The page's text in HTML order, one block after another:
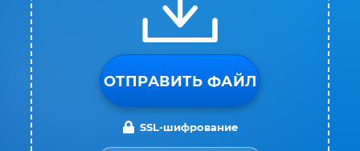
ОТПРАВИТЬ ФАЙЛ
SSL-шифрование